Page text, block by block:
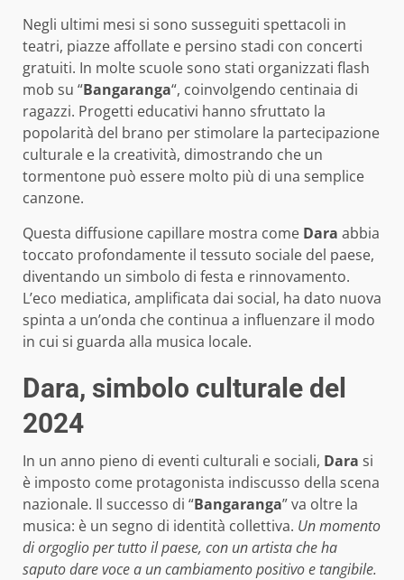
Negli ultimi mesi si sono susseguiti spettacoli in
teatri, piazze affollate e persino stadi con concerti
gratuiti. In molte scuole sono stati organizzati flash
mob su “Bangaranga“, coinvolgendo centinaia di
ragazzi. Progetti educativi hanno sfruttato la
popolarità del brano per stimolare la partecipazione
culturale e la creatività, dimostrando che un
tormentone può essere molto più di una semplice
canzone.
Questa diffusione capillare mostra come Dara abbia
toccato profondamente il tessuto sociale del paese,
diventando un simbolo di festa e rinnovamento.
L’eco mediatica, amplificata dai social, ha dato nuova
spinta a un’onda che continua a influenzare il modo
in cui si guarda alla musica locale.
Dara, simbolo culturale del
2024
In un anno pieno di eventi culturali e sociali, Dara si
è imposto come protagonista indiscusso della scena
nazionale. Il successo di “Bangaranga” va oltre la
musica: è un segno di identità collettiva. Un momento
di orgoglio per tutto il paese, con un artista che ha
saputo dare voce a un cambiamento positivo e tangibile.